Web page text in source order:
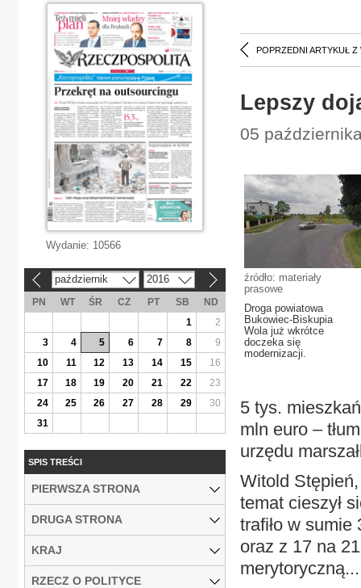
POPRZEDNI ARTYKUŁ Z
Lepszy
05
źródło: materiały
prasowe
Droga powiatowa
Bukowiec-Biskupia
Wola już wkrótce
doczeka się
modernizacji.
5 tys.
mln euro –
urzędu
Witold
temat cieszył
trafiło w
oraz z 17 na
merytoryczną...
Wydanie: 10566
październik 2016
PN WT ŚR CZ PT SB
ND
1
2
3
4 5 6 7 8
9
10
11 12 13 14 15
16
17
18 19 20 21 22
23
24
25 26 27 28 29
30
31
SPIS TREŚCI
PIERWSZA STRONA
DRUGA STRONA
KRAJ
RZECZ O POLITYCE